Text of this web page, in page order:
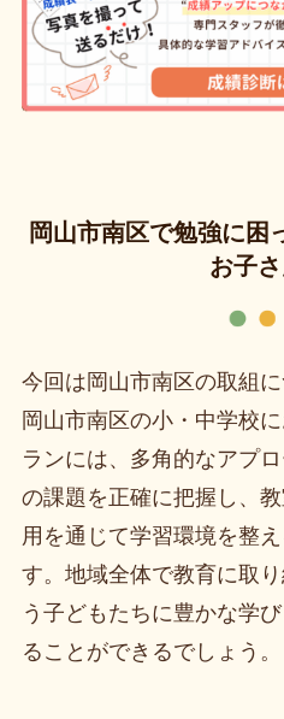
岡山市南区で勉強に困
お子
今回は岡山市南区の取組に
岡山市南区の小・中学校
ランには、多角的なアプ
の課題を正確に把握し、
用を通じて学習環境を整
す。地域全体で教育に取
う子どもたちに豊かな学
ることができるでしょう。